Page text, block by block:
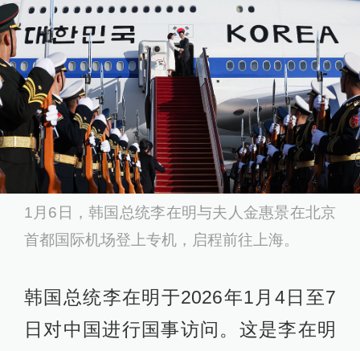
1月6日，韩国总统李在明与夫人金惠景在北京
首都国际机场登上专机，启程前往上海。
韩国总统李在明于2026年1月4日至7
日对中国进行国事访问。这是李在明